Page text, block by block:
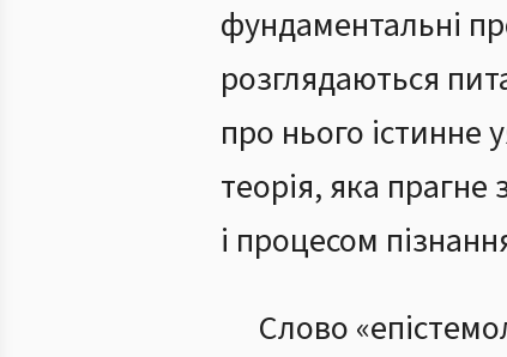
фундаментальні
розглядаються
про нього
теорія, яка
і процесом
Слово